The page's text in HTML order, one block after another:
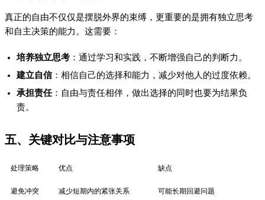
真正的自由不仅仅是摆脱外界的束缚，更重要的是拥有独立思考
和自主决策的能力。这需要：
培养独立思考 ：通过学习和实践，不断增强自己的判断力。
建立自信：相信自己的选择和能力，减少对他人的过度依赖。
承担责任：自由与责任相伴，做出选择的同时也要为结果负
责。
五、关键对比与注意事项
处理策略 优点 缺点
避免冲突 减少短期内的紧张关系 可能长期回避问题